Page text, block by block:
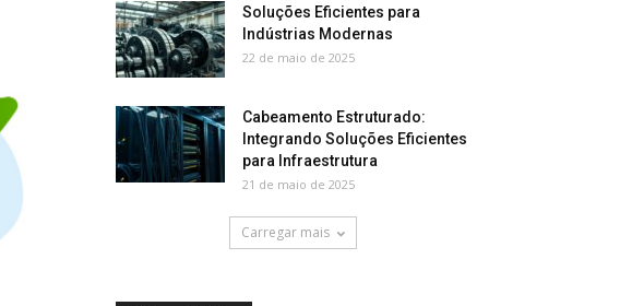
Soluções Eficientes para
Indústrias Modernas
22 de maio de 2025
Cabeamento Estruturado:
Integrando Soluções Eficientes
para Infraestrutura
21 de maio de 2025
Carregar mais